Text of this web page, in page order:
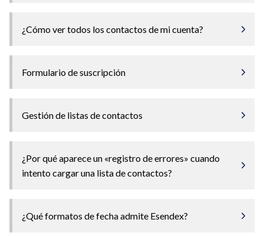
¿Cómo ver todos los contactos de mi cuenta?
Formulario de suscripción
Gestión de listas de contactos
¿Por qué aparece un «registro de errores» cuando
intento cargar una lista de contactos?
¿Qué formatos de fecha admite Esendex?